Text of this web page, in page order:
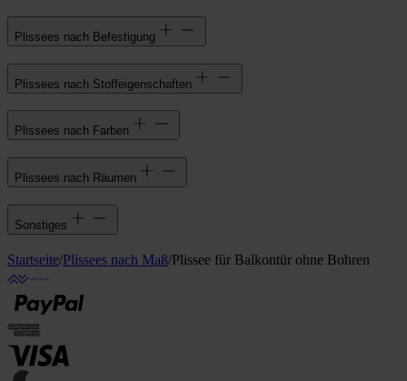
Plissees nach Befestigung
Plissees nach Stoffeigenschaften
Plissees nach Farben
Plissees nach Räumen
Sonstiges
Startseite/Plissees nach Maß/Plissee für Balkontür ohne Bohren